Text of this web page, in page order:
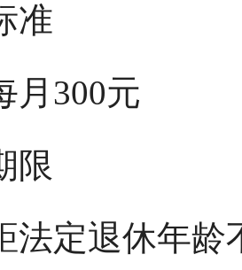
准
月300元
限
法定退休年